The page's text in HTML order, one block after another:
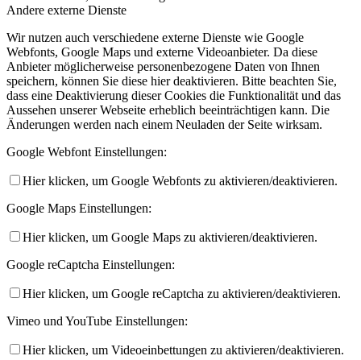
Andere externe Dienste
Wir nutzen auch verschiedene externe Dienste wie Google
Webfonts, Google Maps und externe Videoanbieter. Da diese
Anbieter möglicherweise personenbezogene Daten von Ihnen
speichern, können Sie diese hier deaktivieren. Bitte beachten Sie,
dass eine Deaktivierung dieser Cookies die Funktionalität und das
Aussehen unserer Webseite erheblich beeinträchtigen kann. Die
Änderungen werden nach einem Neuladen der Seite wirksam.
Google Webfont Einstellungen:
Hier klicken, um Google Webfonts zu aktivieren/deaktivieren.
Google Maps Einstellungen:
Hier klicken, um Google Maps zu aktivieren/deaktivieren.
Google reCaptcha Einstellungen:
Hier klicken, um Google reCaptcha zu aktivieren/deaktivieren.
Vimeo und YouTube Einstellungen:
Hier klicken, um Videoeinbettungen zu aktivieren/deaktivieren.